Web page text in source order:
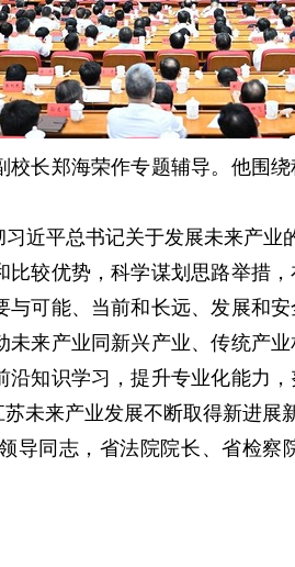
郑海荣作专题辅导。他围绕
平总书记关于发展未来产业
较优势，科学谋划思路举措
可能、当前和长远、发展和
来产业同新兴产业、传统产
知识学习，提升专业化能力
未来产业发展不断取得新进展
同志，省法院院长、省检察